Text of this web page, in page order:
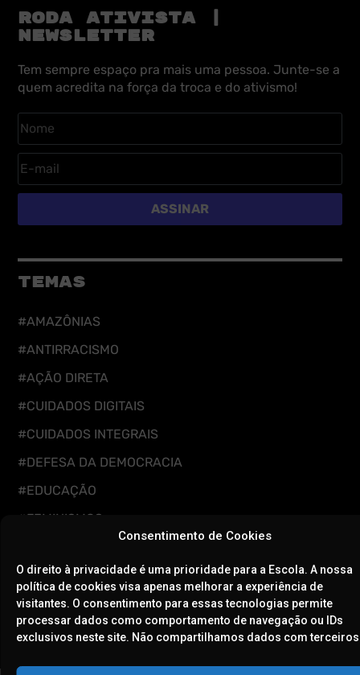
Consentimento de Cookies
O direito à privacidade é uma prioridade para a Escola. A nossa
política de cookies visa apenas melhorar a experiência de
visitantes. O consentimento para essas tecnologias permite
processar dados como comportamento de navegação ou IDs
exclusivos neste site. Não compartilhamos dados com
RODA ATIVISTA |
NEWSLETTER
Tem sempre espaço pra mais uma pessoa. Junte-se a
quem acredita na força da troca e do ativismo!
ASSINAR
TEMAS
#AMAZÔNIAS
#ANTIRRACISMO
#AÇÃO DIRETA
#CUIDADOS DIGITAIS
#CUIDADOS INTEGRAIS
#DEFESA DA DEMOCRACIA
#EDUCAÇÃO
#FEMINISMOS
#RESISTÊNCIA CLIMÁTICA
#POVOS TRADICIONAIS